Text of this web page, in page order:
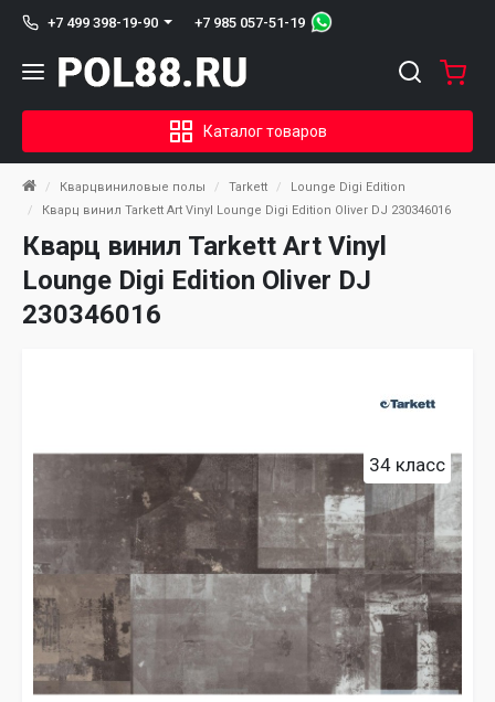
+7 499 398-19-90 +7 985 057-51-19
Каталог товаров
Кварцвиниловые полы Tarkett
Lounge Digi Edition
Кварц винил Tarkett Art Vinyl Lounge Digi Edition Oliver DJ 230346016
Кварц винил Tarkett Art Vinyl
Lounge Digi Edition Oliver DJ
230346016
34 класс